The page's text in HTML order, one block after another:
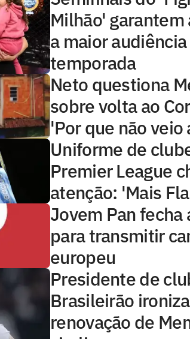
Milhão' garantem
a maior
temporada
Neto questiona
sobre volta ao
'Por que não veio
Uniforme de
Premier League
atenção: 'Mais
Jovem Pan fecha
para transmitir
europeu
Presidente de
Brasileirão ironiza
renovação de